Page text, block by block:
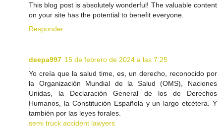
This blog post is absolutely wonderful! The valuable content
on your site has the potential to benefit everyone.
Responder
deepa997 15 de febrero de 2024 a las 7:25
Yo creía que la salud time, es, un derecho, reconocido por
la Organización Mundial de la Salud (OMS), Naciones
Unidas, la Declaración General de los de Derechos
Humanos, la Constitución Española y un largo etcétera. Y
también por las leyes forales.
semi truck accident lawyers